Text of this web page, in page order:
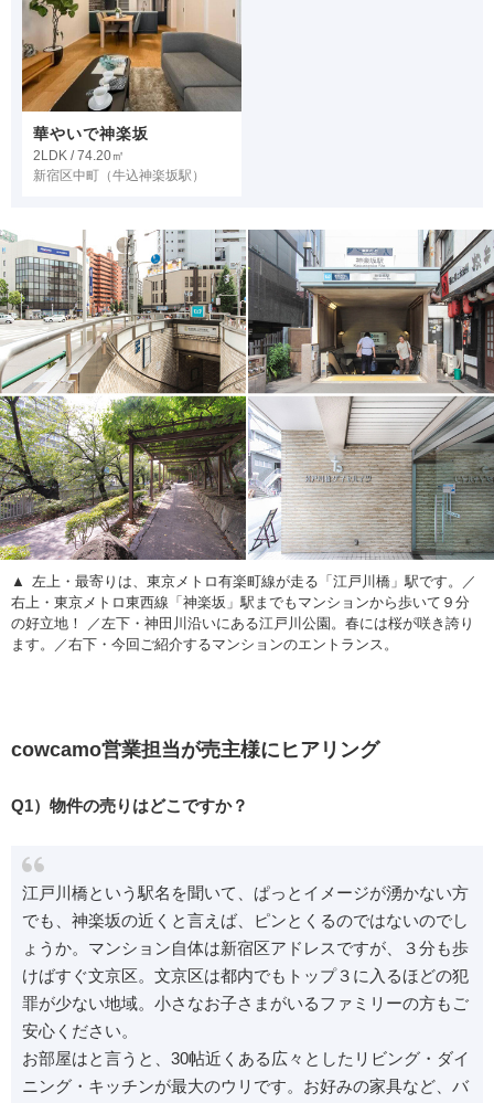
華やいで神楽坂
2LDK / 74.20㎡
新宿区中町 （牛込神楽坂駅）
左上・最寄りは、東京メトロ有楽町線が走る「江戸川橋」駅です。／
右上・東京メトロ東西線「神楽坂」駅までもマンションから歩いて９分
の好立地！ ／左下・神田川沿いにある江戸川公園。春には桜が咲き誇り
ます。／右下・今回ご紹介するマンションのエントランス。
cowcamo営業担当が売主様にヒアリング
Q1）物件の売りはどこですか？
江戸川橋という駅名を聞いて、ぱっとイメージが湧かない方
でも、神楽坂の近くと言えば、ピンとくるのではないのでし
ょうか。マンション自体は新宿区アドレスですが、３分も歩
けばすぐ文京区。文京区は都内でもトップ３に入るほどの犯
罪が少ない地域。小さなお子さまがいるファミリーの方もご
安心ください。
お部屋はと言うと、30帖近くある広々としたリビング・ダイ
ニング・キッチンが最大のウリです。お好みの家具など、バ